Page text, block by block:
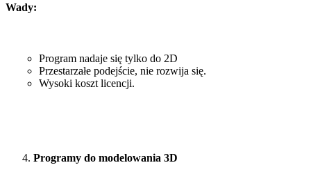
Wady:
Program nadaje się tylko do 2D
Przestarzałe podejście, nie rozwija się.
Wysoki koszt licencji.
Programy do modelowania 3D